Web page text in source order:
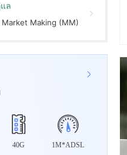
ล
Making (MM)
40G 1M*ADSL